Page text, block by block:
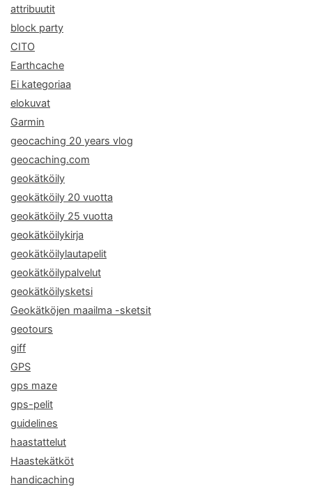
attribuutit
block party
CITO
Earthcache
Ei kategoriaa
elokuvat
Garmin
geocaching 20 years vlog
geocaching.com
geokätköily
geokätköily 20 vuotta
geokätköily 25 vuotta
geokätköilykirja
geokätköilylautapelit
geokätköilypalvelut
geokätköilysketsi
Geokätköjen maailma -sketsit
geotours
giff
GPS
gps maze
gps-pelit
guidelines
haastattelut
Haastekätköt
handicaching